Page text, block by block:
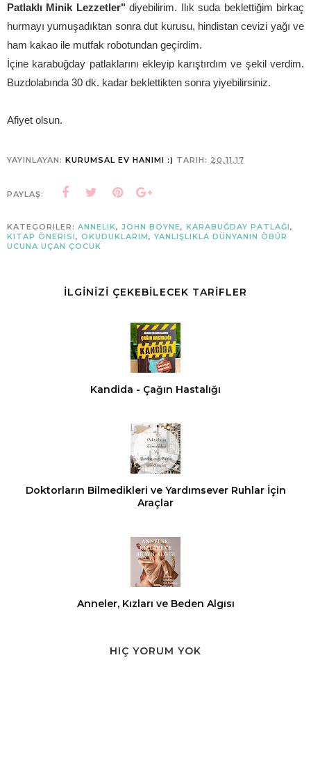
Patlaklı Minik Lezzetler"diyebilirim. Ilık suda beklettiğim birkaç
hurmayı yumuşadıktan sonra dut kurusu, hindistan cevizi yağı ve
ham kakao ile mutfak robotundan geçirdim.
İçine karabuğday patlaklarını ekleyip karıştırdım ve şekil verdim.
Buzdolabında 30 dk. kadar beklettikten sonra yiyebilirsiniz.
Afiyet olsun.
YAYINLAYAN: KURUMSAL EV HANIMI :) TARIH: 20.11.17
PAYLAŞ:
KATEGORILER: ANNELIK, JOHN BOYNE, KARABUĞDAY PATLAĞI,
KITAP ÖNERISI, OKUDUKLARIM, YANLIŞLIKLA DÜNYANIN ÖBÜR
UCUNA UÇAN ÇOCUK
İLGİNİZİ ÇEKEBİLECEK TARİFLER
Kandida - Çağın Hastalığı
Doktorların Bilmedikleri ve Yardımsever Ruhlar İçin
Araçlar
Anneler, Kızları ve Beden Algısı
HIÇ YORUM YOK